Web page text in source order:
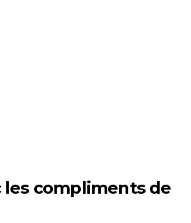
les compliments de